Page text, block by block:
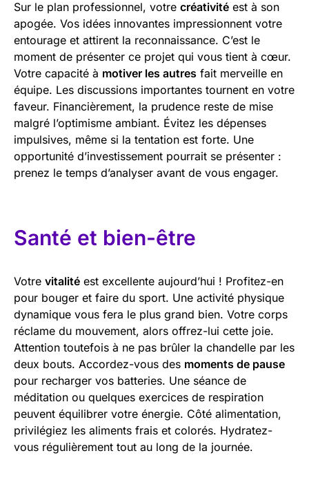
Sur le plan professionnel, votre créativité est à son
apogée. Vos idées innovantes impressionnent votre
entourage et attirent la reconnaissance. C’est le
moment de présenter ce projet qui vous tient à cœur.
Votre capacité à motiver les autres fait merveille en
équipe. Les discussions importantes tournent en votre
faveur. Financièrement, la prudence reste de mise
malgré l’optimisme ambiant. Évitez les dépenses
impulsives, même si la tentation est forte. Une
opportunité d’investissement pourrait se présenter :
prenez le temps d’analyser avant de vous engager.
Santé et bien-être
Votre vitalité est excellente aujourd’hui ! Profitez-en
pour bouger et faire du sport. Une activité physique
dynamique vous fera le plus grand bien. Votre corps
réclame du mouvement, alors offrez-lui cette joie.
Attention toutefois à ne pas brûler la chandelle par les
deux bouts. Accordez-vous des moments de pause
pour recharger vos batteries. Une séance de
méditation ou quelques exercices de respiration
peuvent équilibrer votre énergie. Côté alimentation,
privilégiez les aliments frais et colorés. Hydratez-
vous régulièrement tout au long de la journée.